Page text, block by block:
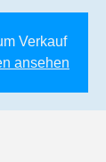
Verkauf
ansehen